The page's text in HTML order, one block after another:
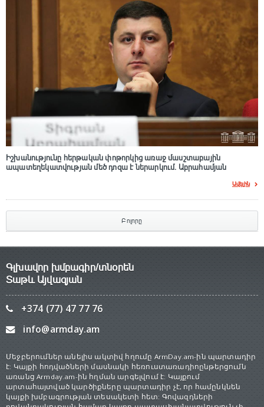
Իշխանությունը հերթական փոթորկից առաջ մասշտաբային
ապատեղեկատվության մեծ դnզա է ներարկում․ Աբրահամյան
Ավելին
Բոլորը
Գլխավոր խմբագիր/տնօրեն
Տաթև Այվազյան
+374 (77) 47 77 76
info@armday.am
Մեջբերումներ անելիս ակտիվ հղումը ArmDay.am-ին պարտադիր
է: Կայքի հոդվածների մասնակի հեռուստառադիոընթերցումն
առանց Armday.am-ին հղման արգելվում է: Կայքում
արտահայտված կարծիքները պարտադիր չէ, որ համընկնեն
կայքի խմբագրության տեսակետի հետ: Գովազդների